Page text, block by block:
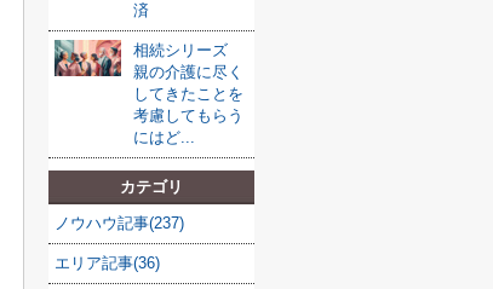
済
相続シリーズ
親の介護に尽く
してきたことを
考慮してもらう
にはど...
カテゴリ
ノウハウ記事(237)
エリア記事(36)